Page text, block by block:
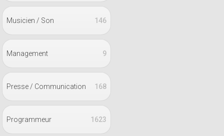
146
Musicien / Son
9
Management
168
Presse / Communication
1623
Programmeur